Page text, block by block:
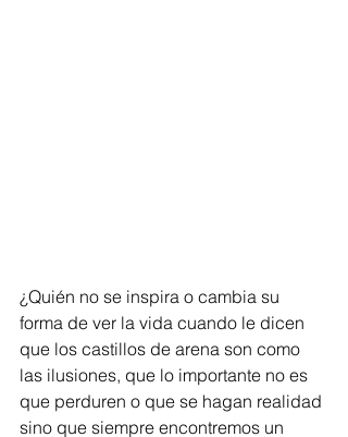
¿Quién no se inspira o cambia su
forma de ver la vida cuando le dicen
que los castillos de arena son como
las ilusiones, que lo importante no es
que perduren o que se hagan realidad
sino que siempre encontremos un